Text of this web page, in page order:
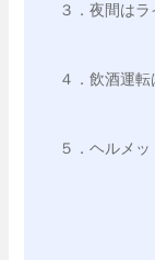
３．夜間は
４．飲酒運転
５．ヘルメッ